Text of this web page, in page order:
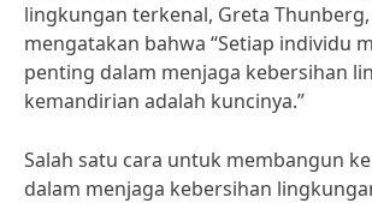
lingkungan terkenal, Greta
mengatakan bahwa “Setiap individu
penting dalam menjaga kebersihan
kemandirian adalah kuncinya.”
Salah satu cara untuk membangun
dalam menjaga kebersihan